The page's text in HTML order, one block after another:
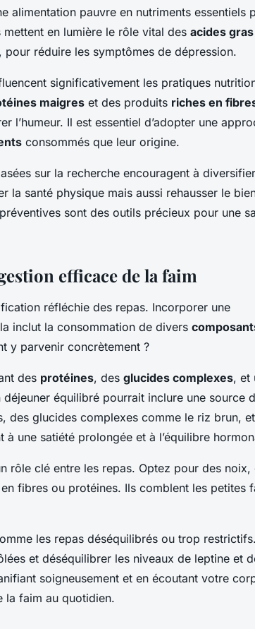
alimentation pauvre en nutriments essentiels
en lumière le rôle vital des acides gras
réduire les symptômes de dépression.
significativement les pratiques
maigres et des produits riches en
l’humeur. Il est essentiel d’adopter une
consommés que leur origine.
sur la recherche encouragent à
la santé physique mais aussi rehausser le
sont des outils précieux pour une
efficace de la faim
réfléchie des repas. Incorporer une
inclut la consommation de divers
y parvenir concrètement ?
des protéines, des glucides complexes, et
déjeuner équilibré pourrait inclure une source
des glucides complexes comme le riz brun,
une satiété prolongée et à l’équilibre
rôle clé entre les repas. Optez pour des noix,
fibres ou protéines. Ils comblent les petites
les repas déséquilibrés ou trop
et déséquilibrer les niveaux de leptine et
soigneusement et en écoutant votre
la faim au quotidien.